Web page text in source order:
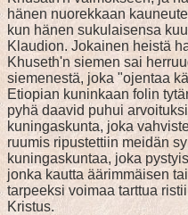
hänen nuorekkaan
kun hänen sukulaisensa
Klaudion. Jokainen heistä
Khuseth'n siemen sai
siemenestä, joka "ojentaa
Etiopian kuninkaan folin
pyhä daavid puhui
kuningaskunta, joka
ruumis ripustettiin meidän
kuningaskuntaa, joka
jonka kautta äärimmäisen
tarpeeksi voimaa tarttua
Kristus.